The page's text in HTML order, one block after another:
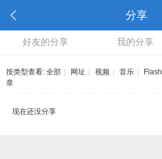
分享
好友的分享 我的分享
按类型查看: 全部 网址 视频 音乐 Flash
章
现在还没分享